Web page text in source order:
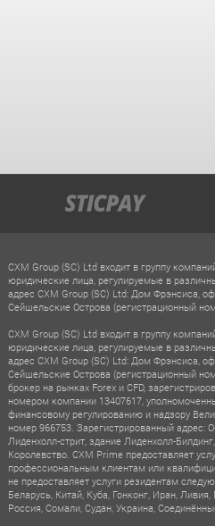
CXM Group (SC) Ltd входит в группу
юридические лица, регулируемые в
адрес CXM Group (SC) Ltd: Дом Фрэнсиса,
Сейшельские Острова (регистрационный
CXM Group (SC) Ltd входит в группу
юридические лица, регулируемые в
адрес CXM Group (SC) Ltd: Дом Фрэнсиса,
Сейшельские Острова (регистрационный
брокер на рынках Forex и CFD,
номером компании 13407617,
финансовому регулированию и надзору
номер 966753. Зарегистрированный адрес:
Лиденхолл-стрит, здание Лиденхолл-
Королевство. CXM Prime предоставляет
профессиональным клиентам или
не предоставляет услуги резидентам
Беларусь, Китай, Куба, Гонконг, Иран,
Россия, Сомали, Судан, Украина,